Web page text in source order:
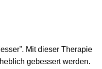
Mit dieser Therapie
gebessert werden.